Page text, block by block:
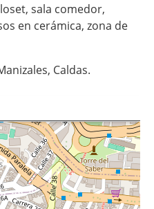
sala comedor,
en cerámica, zona de
Caldas.